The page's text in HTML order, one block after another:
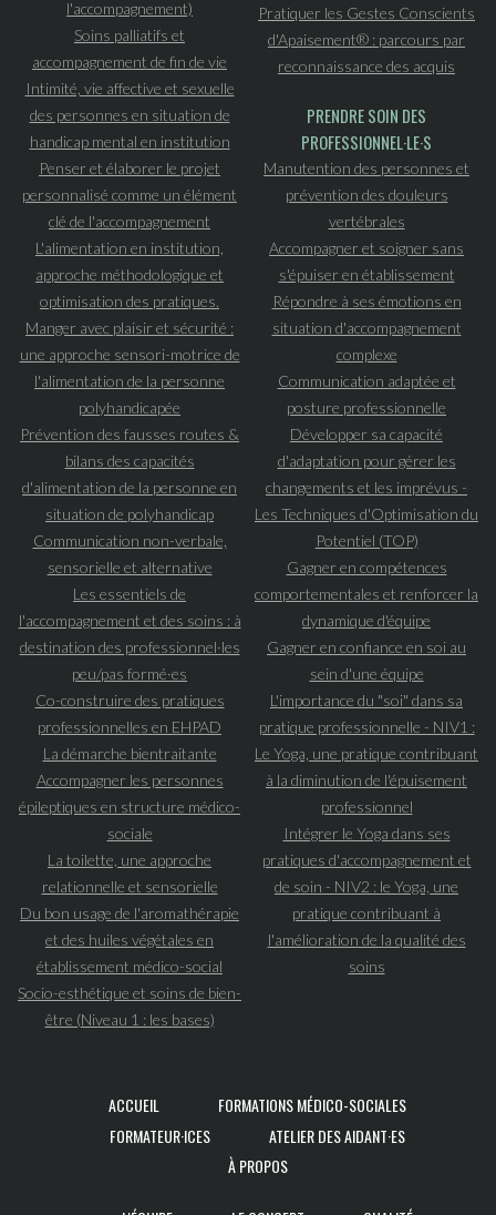
l'accompagnement)
Soins palliatifs et
accompagnement de fin de vie
Intimité, vie affective et sexuelle
des personnes en situation de
handicap mental en institution
Penser et élaborer le projet
personnalisé comme un élément
clé de l'accompagnement
L'alimentation en institution,
approche méthodologique et
optimisation des pratiques.
Manger avec plaisir et sécurité :
une approche sensori-motrice de
l'alimentation de la personne
polyhandicapée
Prévention des fausses routes &
bilans des capacités
d'alimentation de la personne en
situation de polyhandicap
Communication non-verbale,
sensorielle et alternative
Les essentiels de
l'accompagnement et des soins : à
destination des professionnel·les
peu/pas formé·es
Co-construire des pratiques
professionnelles en EHPAD
La démarche bientraitante
Accompagner les personnes
épileptiques en structure médico-
sociale
La toilette, une approche
relationnelle et sensorielle
Du bon usage de l'aromathérapie
et des huiles végétales en
établissement médico-social
Socio-esthétique et soins de bien-
être (Niveau 1 : les bases)
Pratiquer les Gestes Conscients
d'Apaisement® : parcours par
reconnaissance des acquis
PRENDRE SOIN DES
PROFESSIONNEL·LE·S
Manutention des personnes et
prévention des douleurs
vertébrales
Accompagner et soigner sans
s'épuiser en établissement
Répondre à ses émotions en
situation d'accompagnement
complexe
Communication adaptée et
posture professionnelle
Développer sa capacité
d'adaptation pour gérer les
changements et les imprévus -
Les Techniques d'Optimisation du
Potentiel (TOP)
Gagner en compétences
comportementales et renforcer la
dynamique d'équipe
Gagner en confiance en soi au
sein d'une équipe
L'importance du "soi" dans sa
pratique professionnelle - NIV1 :
Le Yoga, une pratique contribuant
à la diminution de l'épuisement
professionnel
Intégrer le Yoga dans ses
pratiques d'accompagnement et
de soin - NIV2 : le Yoga, une
pratique contribuant à
l'amélioration de la qualité des
soins
PRINCIPALEACCUEIL
FORMATIONS MÉDICO-SOCIALES
FORMATEUR·ICES
ATELIER DES AIDANT·ES
À PROPOS